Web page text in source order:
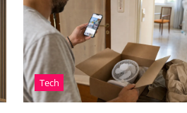
Tech